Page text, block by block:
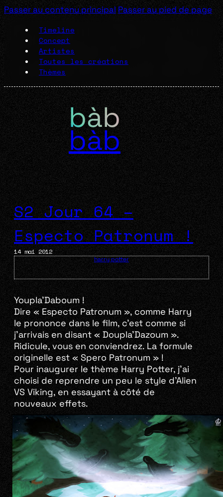
Passer au contenu principal Passer au pied de page
Timeline
Concept
Artistes
Toutes les créations
Thèmes
bàb
S2 Jour 64 –
Especto Patronum !
14 mai 2012
harry potter
Youpla’Daboum !
Dire « Especto Patronum », comme Harry
le prononce dans le film, c’est comme si
j’arrivais en disant « Doupla’Dazoum ».
Ridicule, vous en conviendrez. La formule
originelle est « Spero Patronum » !
Pour inaugurer le thème Harry Potter, j’ai
choisi de reprendre un peu le style d’Alien
VS Viking, en essayant à côté de
nouveaux effets.